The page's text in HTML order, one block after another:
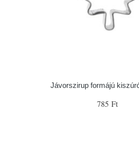
Jávorszirup formájú
785 Ft